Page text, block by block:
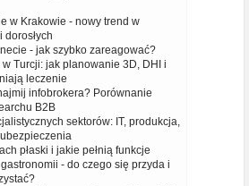
w Krakowie - nowy trend w
- jak szybko zareagować?
w Turcji: jak planowanie 3D, DHI i
leczenie
infobrokera? Porównanie
B2B
sektorów: IT, produkcja,
płaski i jakie pełnią funkcje
- do czego się przyda i